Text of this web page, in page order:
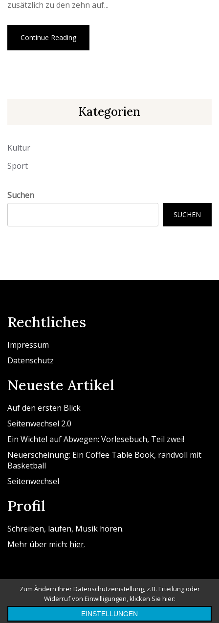
zusätzlich zu den zehn auf...
Continue Reading
Kategorien
Kultur
Sport
Suchen
SUCHEN
Rechtliches
Impressum
Datenschutz
Neueste Artikel
Auf den ersten Blick
Seitenwechsel 2.0
Ein Wichtel auf Abwegen: Vorlesebuch, Teil zwei!
Neuerscheinung: Ein Coffee Table Book, randvoll mit
Basketball
Seitenwechsel
Profil
Schreiben, laufen, Musik hören.
Mehr über mich: hier.
Powered By WordPress |Messina Blog
Zum Ändern Ihrer Datenschutzeinstellung, z.B. Erteilung oder
Widerruf von Einwilligungen, klicken Sie hier:
EINSTELLUNGEN